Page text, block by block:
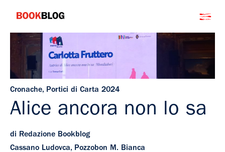
contenuto
Bookblog
Cronache, Portici di Carta 2024
Alice ancora non lo sa
di Redazione Bookblog
Cassano Ludovca, Pozzobon M. Bianca